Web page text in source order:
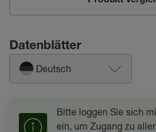
Datenblätter
Deutsch
Bitte loggen Sie sich
ein, um Zugang zu